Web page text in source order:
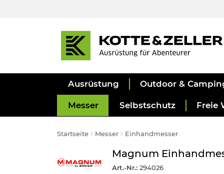
Ausrüstung Outdoor &
Messer Selbstschutz Freie
Startseite Messer Einhandmesser
Magnum
Art.-Nr.: 294026